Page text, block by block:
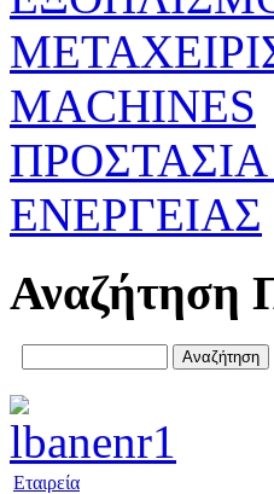
MACHINES
ΕΝΕΡΓΕΙΑΣ
Αναζήτηση
Εταιρεία